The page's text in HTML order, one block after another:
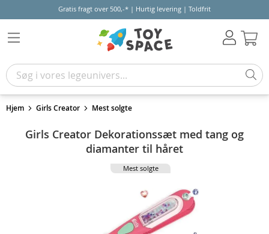
Gratis fragt over 500,-* | Hurtig levering | Toldfrit
Hjem Girls Creator Mest solgte
Girls Creator Dekorationssæt med tang og
diamanter til håret
Mest solgte